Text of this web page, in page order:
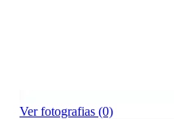
Ver fotografias (0)